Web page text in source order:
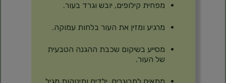
מפחית קילופים, יובש וגרד בעור.
מרגיע ומזין את העור בלחות עמוקה.
מסייע בשיקום שכבת ההגנה הטבעית
של העור.